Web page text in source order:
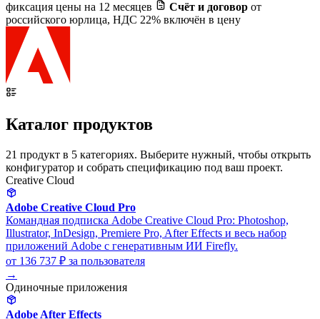
фиксация цены на 12 месяцев
Счёт и договор от
российского юрлица, НДС 22% включён в цену
Каталог продуктов
21 продукт в 5 категориях. Выберите нужный, чтобы открыть
конфигуратор и собрать спецификацию под ваш проект.
Creative Cloud
Adobe Creative Cloud Pro
Командная подписка Adobe Creative Cloud Pro: Photoshop,
Illustrator, InDesign, Premiere Pro, After Effects и весь набор
приложений Adobe с генеративным ИИ Firefly.
от 136 737 ₽ за пользователя
→
Одиночные приложения
Adobe After Effects